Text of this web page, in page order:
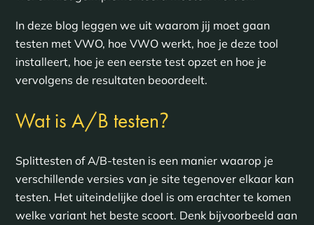
In deze blog leggen we uit waarom jij moet gaan
testen met VWO, hoe VWO werkt, hoe je deze tool
installeert, hoe je een eerste test opzet en hoe je
vervolgens de resultaten beoordeelt.
Wat is A/B testen?
Splittesten of A/B-testen is een manier waarop je
verschillende versies van je site tegenover elkaar kan
testen. Het uiteindelijke doel is om erachter te komen
welke variant het beste scoort. Denk bijvoorbeeld aan